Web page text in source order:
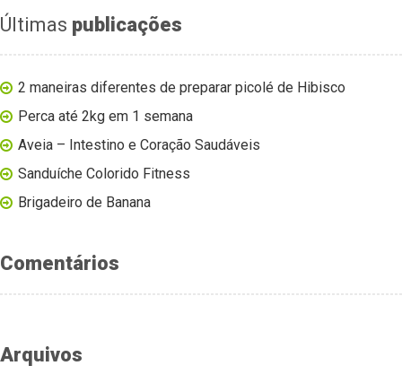
Últimas publicações
2 maneiras diferentes de preparar picolé de Hibisco
Perca até 2kg em 1 semana
Aveia – Intestino e Coração Saudáveis
Sanduíche Colorido Fitness
Brigadeiro de Banana
Comentários
Arquivos